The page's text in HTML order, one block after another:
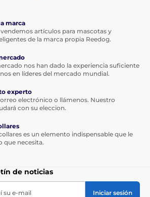
marca
artículos para mascotas y
de la marca propia Reedog.
nos han dado la experiencia suficiente
en líderes del mercado mundial.
experto
electrónico o llámenos. Nuestro
con su eleccion.
es un elemento indispensable que le
que necesita.
de noticias
su e-mail Iniciar sesión